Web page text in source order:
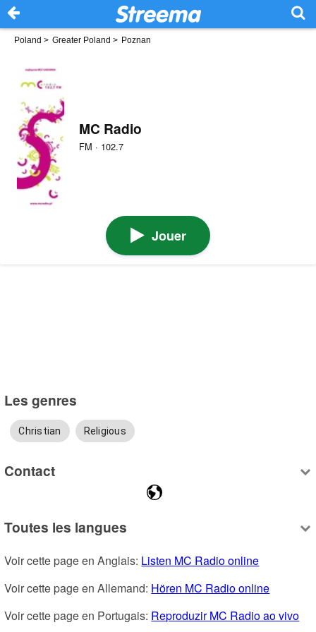
Poland > Greater Poland > Poznan
MC Radio
FM · 102.7
Jouer
Les genres
Christian Religious
Contact
Toutes les langues
Voir cette page en Anglais: Listen MC Radio online
Voir cette page en Allemand: Hören MC Radio online
Voir cette page en Portugais: Reproduzir MC Radio ao vivo